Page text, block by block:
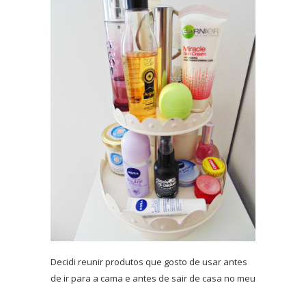
Decidi reunir produtos que gosto de usar antes
de ir para a cama e antes de sair de casa no meu